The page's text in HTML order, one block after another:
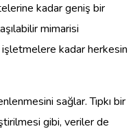
kadar geniş bir
mimarisi
kadar herkesin
sağlar. Tıpkı bir
gibi, veriler de